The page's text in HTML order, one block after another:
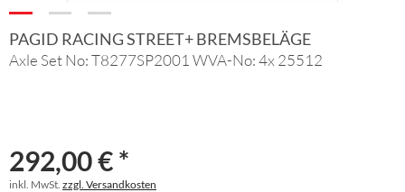
PAGID RACING STREET+ BREMSBELÄGE
Axle Set No: T8277SP2001 WVA-No: 4x 25512
292,00 € *
inkl. MwSt. zzgl. Versandkosten